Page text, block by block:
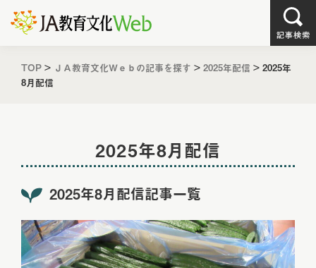
TOP > ＪＡ教育文化Ｗｅｂの記事を探す > 2025年配信 > 2025年
8月配信
2025年8月配信
2025年8月配信記事一覧